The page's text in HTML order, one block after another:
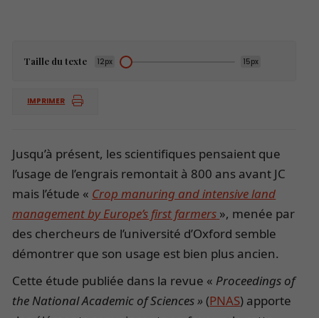
Taille du texte 12px 15px
IMPRIMER
Jusqu’à présent, les scientifiques pensaient que
l’usage de l’engrais remontait à 800 ans avant JC
mais l’étude « Crop manuring and intensive land
management by Europe’s first farmers », menée par
des chercheurs de l’université d’Oxford semble
démontrer que son usage est bien plus ancien.
Cette étude publiée dans la revue « Proceedings of
the National Academic of Sciences »(PNAS) apporte